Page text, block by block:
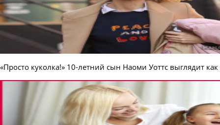
«Просто куколка!» 10-летний сын Наоми Уоттс выглядит